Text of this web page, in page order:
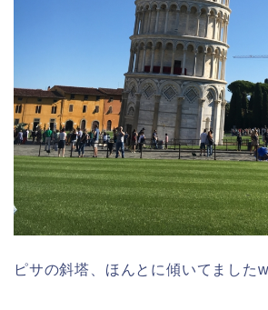
ピサの斜塔、ほんとに傾いてました